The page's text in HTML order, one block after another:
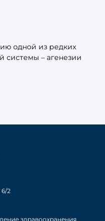
одной из редких
системы – агенезии
6/2
здравоохранения